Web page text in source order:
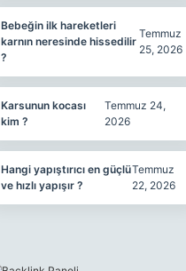
Bebeğin ilk hareketleri
karnın neresinde hissedilir
?
Temmuz
25, 2026
Karsunun kocası
kim ?
Temmuz 24,
2026
Hangi yapıştırıcı en güçlü
ve hızlı yapışır ?
Temmuz
22, 2026